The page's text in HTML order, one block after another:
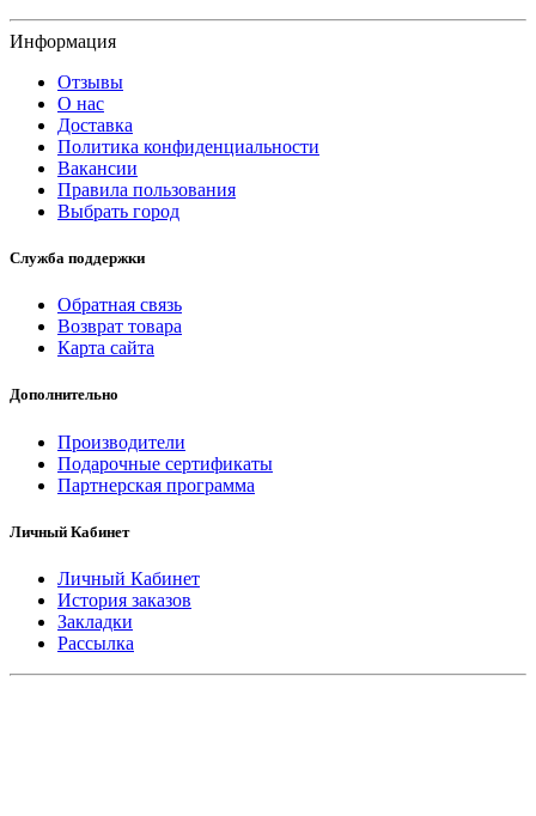
Информация
Отзывы
О нас
Доставка
Политика конфиденциальности
Вакансии
Правила пользования
Выбрать город
Служба поддержки
Обратная связь
Возврат товара
Карта сайта
Дополнительно
Производители
Подарочные сертификаты
Партнерская программа
Личный Кабинет
Личный Кабинет
История заказов
Закладки
Рассылка